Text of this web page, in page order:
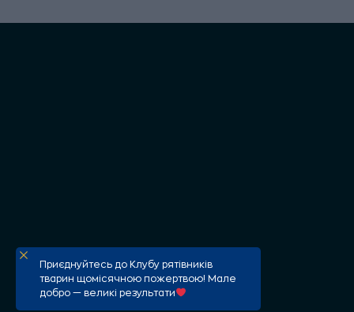
Приєднуйтесь до Клубу рятівників
тварин щомісячною пожертвою! Мале
добро — великі результати